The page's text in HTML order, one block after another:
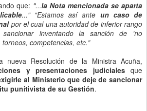
que: "...la Nota mencionada se aparta
..." "Estamos así ante un caso de
por el cual una autoridad de inferior rango
sancionar inventando la sanción de 'no
competencias, etc."
Resolución de la Ministra Acuña,
y presentaciones judicialesque
al Ministerio que deje de sancionar
punitivista de su Gestión.